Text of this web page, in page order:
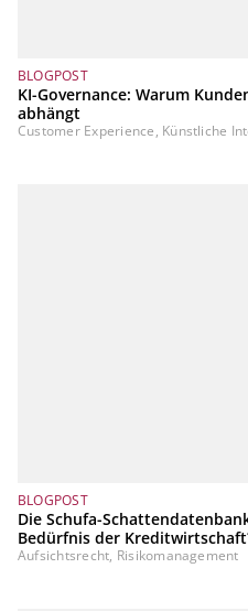
BLOGPOST
KI-Governance: Warum
abhängt
Customer Experience, Künstliche
BLOGPOST
Die Schufa-
Bedürfnis der
Aufsichtsrecht, Risikomanagement